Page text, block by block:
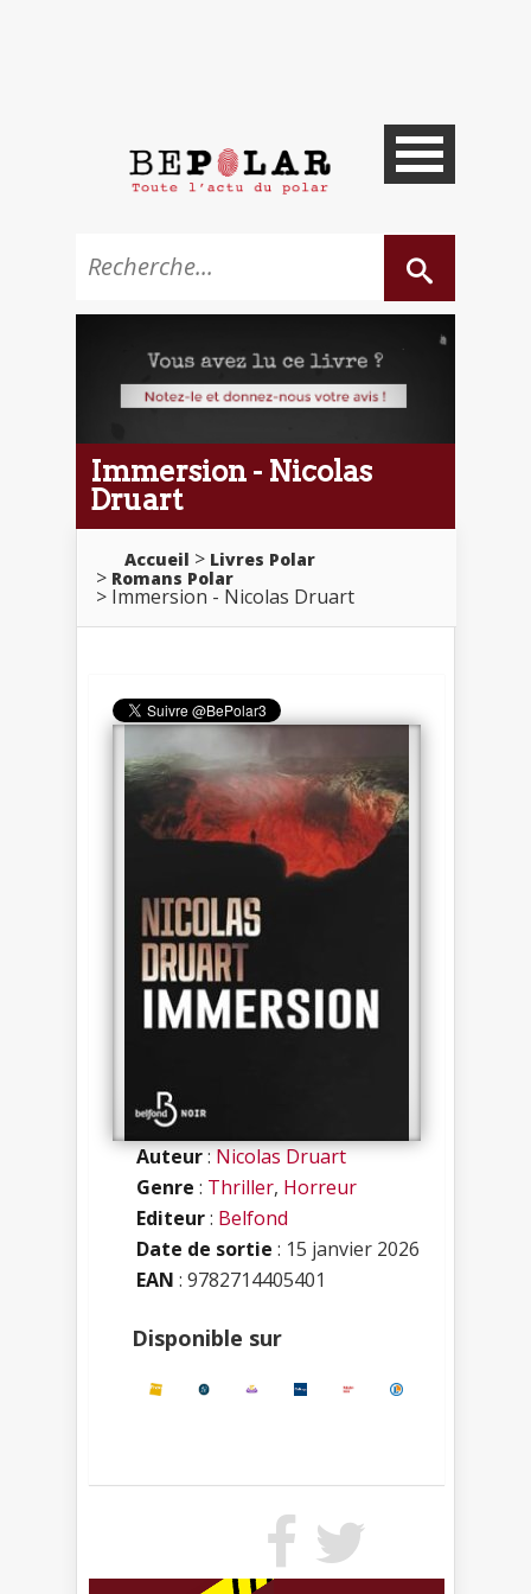
Immersion - Nicolas
Druart
Accueil
Livres Polar
Romans Polar
Immersion - Nicolas Druart
Auteur:Nicolas Druart
Genre : Thriller, Horreur
Editeur: Belfond
Date de sortie : 15 janvier 2026
EAN : 9782714405401
Disponible sur